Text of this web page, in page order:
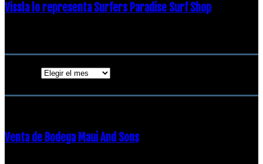
Vissla lo representa Surfers Paradise Surf Shop
Venta de Bodega Maui And Sons